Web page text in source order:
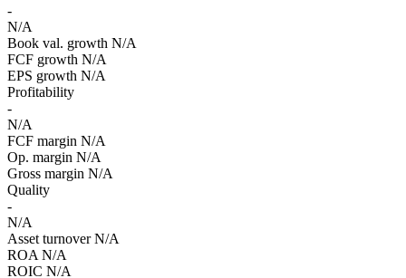
-
N/A
Book val. growth N/A
FCF growth N/A
EPS growth N/A
Profitability
-
N/A
FCF margin N/A
Op. margin N/A
Gross margin N/A
Quality
-
N/A
Asset turnover N/A
ROA N/A
ROIC N/A